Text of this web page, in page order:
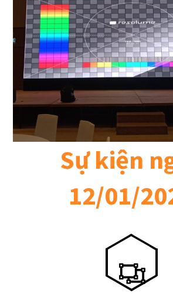
Sự kiện
12/01/